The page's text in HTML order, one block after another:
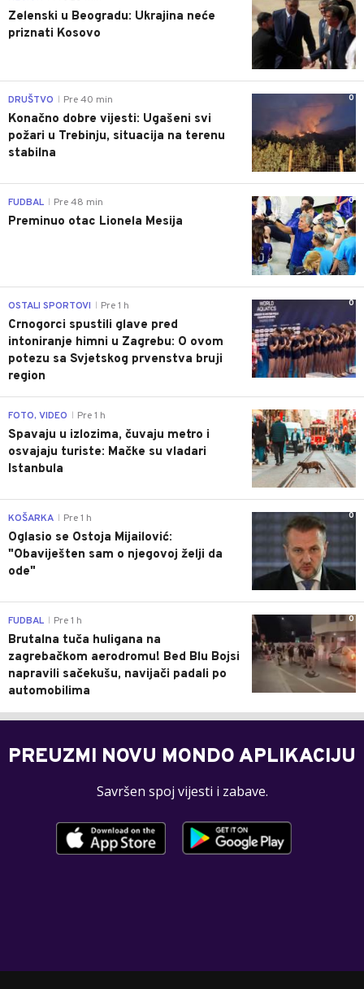
Zelenski u Beogradu: Ukrajina neće
priznati Kosovo
0
DRUŠTVO Pre 40 min
Konačno dobre vijesti: Ugašeni svi
požari u Trebinju, situacija na terenu
stabilna
0
FUDBAL Pre 48 min
Preminuo otac Lionela Mesija
0
OSTALI SPORTOVI Pre 1 h
Crnogorci spustili glave pred
intoniranje himni u Zagrebu: O ovom
potezu sa Svjetskog prvenstva bruji
region
0
FOTO, VIDEO Pre 1 h
Spavaju u izlozima, čuvaju metro i
osvajaju turiste: Mačke su vladari
Istanbula
0
KOŠARKA Pre 1 h
Oglasio se Ostoja Mijailović:
"Obaviješten sam o njegovoj želji da
ode"
0
FUDBAL Pre 1 h
Brutalna tuča huligana na
zagrebačkom aerodromu! Bed Blu Bojsi
napravili sačekušu, navijači padali po
automobilima
PREUZMI NOVU MONDO APLIKACIJU
Savršen spoj vijesti i zabave.